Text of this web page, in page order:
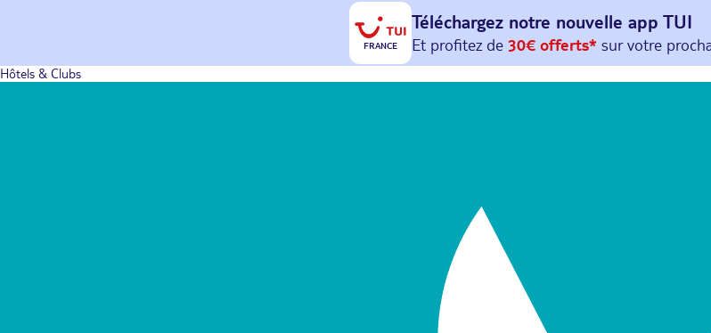
FRANCE
Téléchargez notre nouvelle app TUI
Et profitez de 30€ offerts*sur votre
avec le code : HAPPYAPP
Hôtels & Clubs